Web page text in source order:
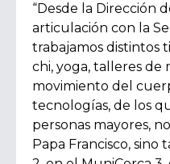
“Desde la Dirección
articulación con la
trabajamos distintos
chi, yoga, talleres de
movimiento del
tecnologías, de los
personas mayores,
Papa Francisco, sino